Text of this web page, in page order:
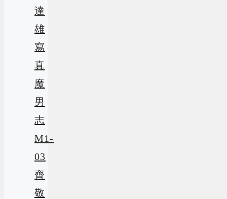
達
雄
寫
真
魔
男
志
M1-
03
齊
敬